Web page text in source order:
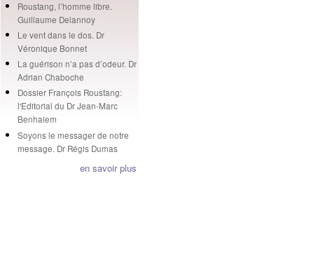
Roustang, l’homme libre.
Guillaume Delannoy
Le vent dans le dos. Dr
Véronique Bonnet
La guérison n’a pas d’odeur. Dr
Adrian Chaboche
Dossier François Roustang:
l'Editorial du Dr Jean-Marc
Benhaiem
Soyons le messager de notre
message. Dr Régis Dumas
en savoir plus